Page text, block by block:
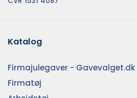
Katalog
Firmajulegaver - Gavevalget.dk
Firmatøj